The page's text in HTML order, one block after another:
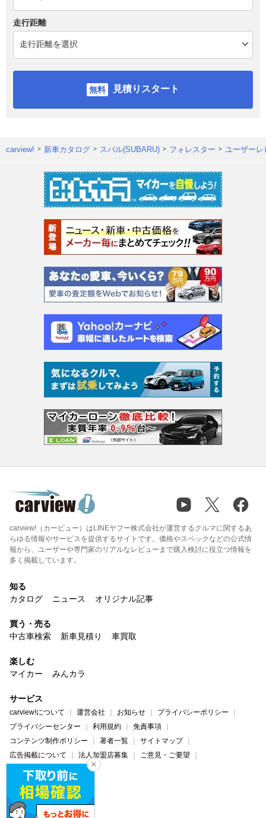
走行距離
見積りスタート
carview! 新車カタログ スバル(SUBARU) フォレスター ユーザー
carview!（カービュー）はLINEヤフー株式会社が運営するクルマに関するあ
らゆる情報やサービスを提供するサイトです。価格やスペックなどの公式情
報から、ユーザーや専門家のリアルなレビューまで購入検討に役立つ情報を
多く掲載しています。
知る
カタログ
ニュース オリジナル記事
買う・売る
中古車検索
新車見積り 車買取
楽しむ
マイカー
みんカラ
サービス
carview!について 運営会社 お知らせ
プライバシーポリシー
プライバシーセンター
利用規約
免責事項
コンテンツ制作ポリシー
著者一覧
サイトマップ
広告掲載について
法人加盟店募集
ご意見・ご要望
ヘルプ・お問い合わせ
carview! Yahoo! JAPAN